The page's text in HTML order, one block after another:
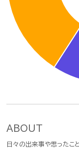
ABOUT
日々の出来事や思った